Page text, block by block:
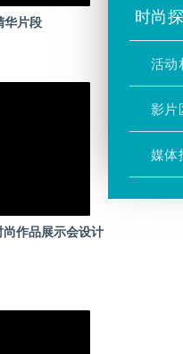
时尚
活动
影片
媒体
华片段
作品展示会设计